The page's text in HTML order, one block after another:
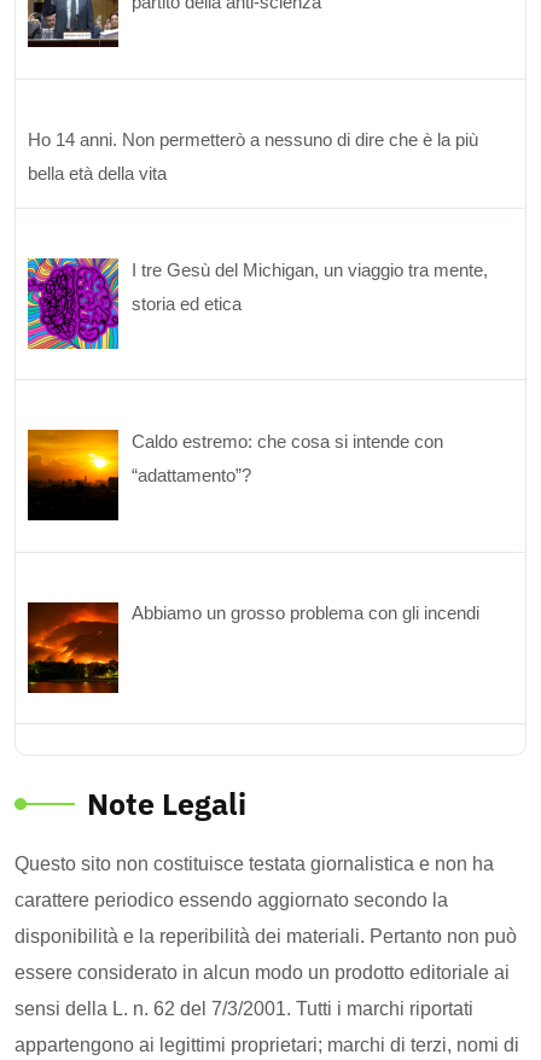
Ho 14 anni. Non permetterò a nessuno di dire che è la più
bella età della vita
I tre Gesù del Michigan, un viaggio tra mente,
storia ed etica
Caldo estremo: che cosa si intende con
“adattamento”?
Abbiamo un grosso problema con gli incendi
Note Legali
Questo sito non costituisce testata giornalistica e non ha
carattere periodico essendo aggiornato secondo la
disponibilità e la reperibilità dei materiali. Pertanto non può
essere considerato in alcun modo un prodotto editoriale ai
sensi della L. n. 62 del 7/3/2001. Tutti i marchi riportati
appartengono ai legittimi proprietari; marchi di terzi, nomi di